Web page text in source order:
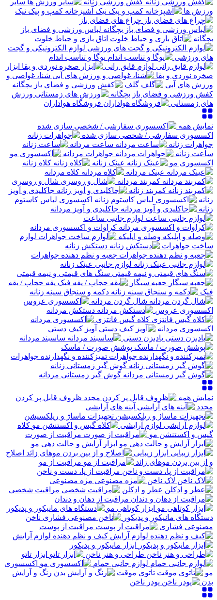
کفش ورزشی زنانه
سایر
ورزش ها
آشپزخانه کمپ و پیک نیک
چراغ های فضای باز
لباس ورزشی و فضای باز
بچگانه
اتاق بازی و حیاط خلوت
لوازم الکترونیکی و گجت
های ورزشی
یوگا و تناسب اندام
لوازم قایق رانی
ابزار
صخره نوردی و بقا
شنا، غواصی و
ورزش های آبی
گلف
کفش ورزشی و فضای باز بچگانه
ورزش
های زمستانی
فروشگاه هواداران
نمایش همه
اکسسوری سفارشی / شخصی سازی شده
جواهرات زنانه
ساعت مردانه
ساعت زنانه
جواهرات مردانه
اکسسوری مو
عینک زنانه
کلاه زنانه
عینک مردانه
کلاه مردانه
کمربند مردانه
شال و روسری
کمربند زنانه
جاکلیدی و آویز
زنانه
اکسسوری لباس کاستوم
زنانه
جاکلیدی و آویز مردانه
لوازم جانبی ساعت
کراوات و اکسسوری مردانه
وصله و اپلیکه
لوازم
ساخت جواهرات
دستکش زنانه
جعبه و نظم دهنده جواهرات
لوازم جانبی عینک زنانه
سنگ های قیمتی و نیمه قیمتی
جعبه سیگار
یقه حجاب / یقه
فیک
دکمه و سنجاق سینه زنانه
شال گردن مردانه
اکسسوری عروس
دستکش مردانه
کلاه گیس فانتزی
اکسسوری مردانه
آویز کیف دستی
بادبزن دستی
ساسبند مردانه
پوشش صورت / ماسک
تمیزکننده و نگهدارنده جواهرات
گوش گیر زمستانی زنانه
گوش گیر زمستانی مردانه
نمایش همه
ظروف قابل پر کردن
مجدد
آینه های آرایشی
تجهیزات ماساژ و ریلکسیشن
لوازم آرایشی
کلاه
گیس و اکستنشن مو
مراقبت از صورت
ابزار آرایش و حالت دهی مو
ابزار زیبایی
اصلاح
و از بین بردن موهای زائد
مراقبت از مو
مراقبت از پا، دست و ناخن
لاک ناخن
مژه مصنوعی
عطر و ادکلن
مراقبت شخصی
مراقبت از دهان و دندان
ابزار کوتاهی مو
دستگاه های مانیکور و پدیکور
ناخن
مصنوعی فشاری
مراقبت از پوست
کیف و نظم دهنده لوازم آرایش
ابزار مانیکور و پدیکور
طراحی و هنر ناخن
ابزار تاتو
لوازم جانبی حمام
اکسسوری
مو
تاتوی موقت
رنگ و آرایش
بدن
پودر ناخن